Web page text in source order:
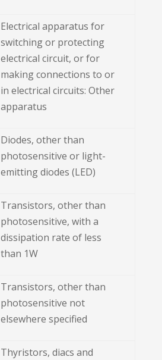
Electrical apparatus for
switching or protecting
electrical circuit, or for
making connections to or
in electrical circuits: Other
apparatus
Diodes, other than
photosensitive or light-
emitting diodes (LED)
Transistors, other than
photosensitive, with a
dissipation rate of less
than 1W
Transistors, other than
photosensitive not
elsewhere specified
Thyristors, diacs and